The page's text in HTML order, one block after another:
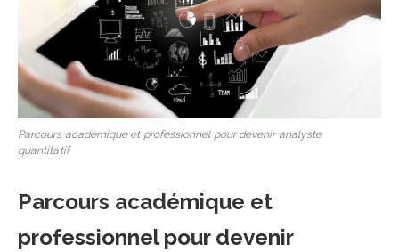
Parcours académique et professionnel pour devenir analyste
quantitatif
Parcours académique et
professionnel pour devenir